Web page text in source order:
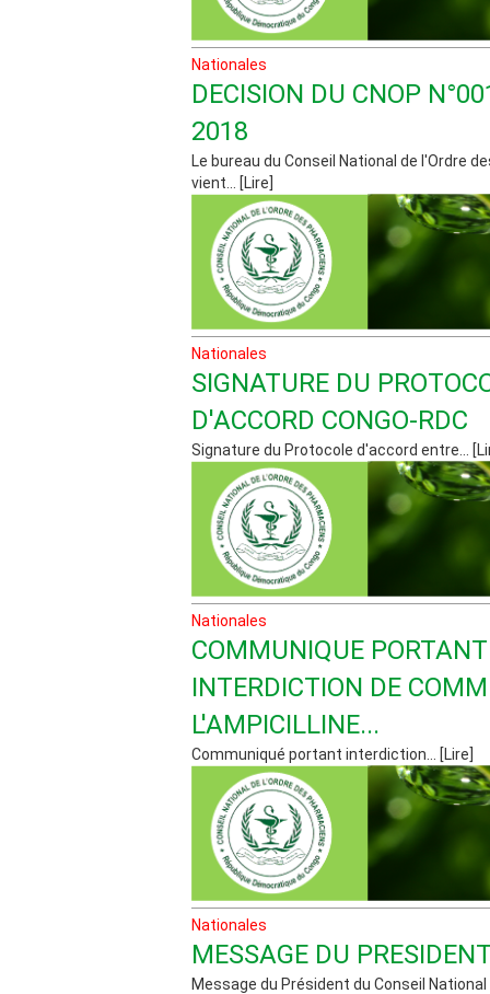
Nationales
DECISION DU CNOP
2018
Le bureau du Conseil National de l'Ordre
vient... [Lire]
Nationales
SIGNATURE DU
D'ACCORD CONGO-RDC
Signature du Protocole d'accord entre...
Nationales
COMMUNIQUE PORTANT
INTERDICTION DE
L'AMPICILLINE...
Communiqué portant interdiction... [Lire]
Nationales
MESSAGE DU
Message du Président du Conseil National